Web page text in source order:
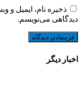
ذخیره نام، ایمیل و
دیدگاهی می‌نویسم.
اخبار دیگر